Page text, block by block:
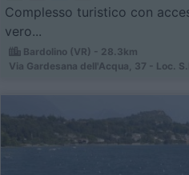
Complesso turistico con
vero...
Bardolino (VR) - 28.3km
Via Gardesana dell'Acqua, 37 - Loc.